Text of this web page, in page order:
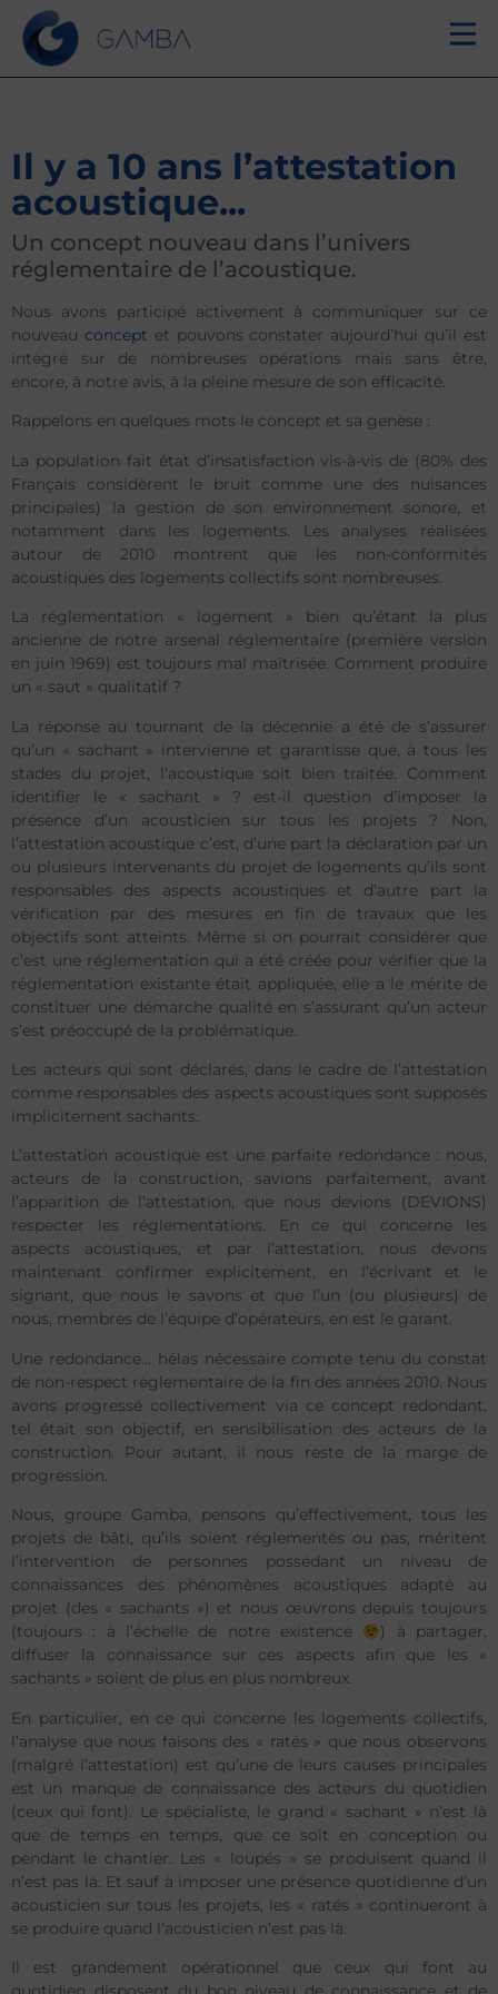
Il y a 10 ans l’attestation
acoustique...
Un concept nouveau dans l’univers
réglementaire de l’acoustique.
Nous avons participé activement à communiquer sur ce
nouveau concept et pouvons constater aujourd’hui qu’il est
intégré sur de nombreuses opérations mais sans être,
encore, à notre avis, à la pleine mesure de son efficacité.
Rappelons en quelques mots le concept et sa genèse :
La population fait état d’insatisfaction vis-à-vis de (80% des
Français considèrent le bruit comme une des nuisances
principales) la gestion de son environnement sonore, et
notamment dans les logements. Les analyses réalisées
autour de 2010 montrent que les non-conformités
acoustiques des logements collectifs sont nombreuses.
La réglementation « logement » bien qu’étant la plus
ancienne de notre arsenal réglementaire (première version
en juin 1969) est toujours mal maîtrisée. Comment produire
un « saut » qualitatif ?
La réponse au tournant de la décennie a été de s’assurer
qu’un « sachant » intervienne et garantisse que, à tous les
stades du projet, l’acoustique soit bien traitée. Comment
identifier le « sachant » ? est-il question d’imposer la
présence d’un acousticien sur tous les projets ? Non,
l’attestation acoustique c’est, d’une part la déclaration par un
ou plusieurs intervenants du projet de logements qu’ils sont
responsables des aspects acoustiques et d’autre part la
vérification par des mesures en fin de travaux que les
objectifs sont atteints. Même si on pourrait considérer que
c’est une réglementation qui a été créée pour vérifier que la
réglementation existante était appliquée, elle a le mérite de
constituer une démarche qualité en s’assurant qu’un acteur
s’est préoccupé de la problématique.
Les acteurs qui sont déclarés, dans le cadre de l’attestation
comme responsables des aspects acoustiques sont supposés
implicitement sachants.
L’attestation acoustique est une parfaite redondance : nous,
acteurs de la construction, savions parfaitement, avant
l’apparition de l’attestation, que nous devions (DEVIONS)
respecter les réglementations. En ce qui concerne les
aspects acoustiques, et par l’attestation, nous devons
maintenant confirmer explicitement, en l’écrivant et le
signant, que nous le savons et que l’un (ou plusieurs) de
nous, membres de l’équipe d’opérateurs, en est le garant.
Une redondance… hélas nécessaire compte tenu du constat
de non-respect réglementaire de la fin des années 2010. Nous
avons progressé collectivement via ce concept redondant,
tel était son objectif, en sensibilisation des acteurs de la
construction. Pour autant, il nous reste de la marge de
progression.
Nous, groupe Gamba, pensons qu’effectivement, tous les
projets de bâti, qu’ils soient réglementés ou pas, méritent
l’intervention de personnes possédant un niveau de
connaissances des phénomènes acoustiques adapté au
projet (des « sachants ») et nous œuvrons depuis toujours
(toujours : à l’échelle de notre existence
) à partager,
diffuser la connaissance sur ces aspects afin que les «
sachants » soient de plus en plus nombreux.
En particulier, en ce qui concerne les logements collectifs,
l’analyse que nous faisons des « ratés » que nous observons
(malgré l’attestation) est qu’une de leurs causes principales
est un manque de connaissance des acteurs du quotidien
(ceux qui font). Le spécialiste, le grand « sachant » n’est là
que de temps en temps, que ce soit en conception ou
pendant le chantier. Les « loupés » se produisent quand il
n’est pas là. Et sauf à imposer une présence quotidienne d’un
acousticien sur tous les projets, les « ratés » continueront à
se produire quand l’acousticien n’est pas là.
Il est grandement opérationnel que ceux qui font au